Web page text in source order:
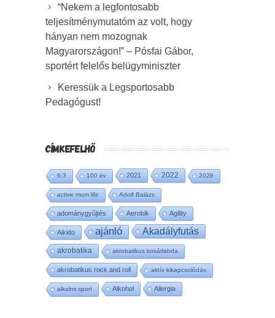
“Nekem a legfontosabb
teljesítménymutatóm az volt, hogy
hányan nem mozognak
Magyarországon!” – Pósfai Gábor,
sportért felelős belügyminiszter
Keressük a Legsportosabb
Pedagógust!
CÍMKEFELHŐ
6:3 100 év 2021 2022 2028
active mum life Adolf Balázs
adománygyűjtés Aerobik Agility
Aikido ajánló Akadályfutás
akrobatika akrobatikus kosárlabda
akrobatikus rock and roll aktív kikapcsolódás
alkalmi sport Alkohol Allergia